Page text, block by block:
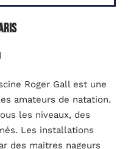
Roger Gall est une
amateurs de natation.
les niveaux, des
Les installations
des maitres nageurs